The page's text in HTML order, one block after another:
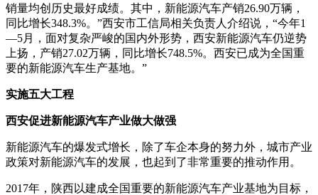
销量均创历史最好成绩。其中，新能源汽车产销26.90万辆，
同比增长348.3%。”西安市工信局相关负责人介绍说，“今年1
—5月，面对复杂严峻的国内外形势，西安新能源汽车仍逆势
上扬，产销27.02万辆，同比增长748.5%。西安已成为全国重
要的新能源汽车生产基地。”
实施五大工程
西安促进新能源汽车产业做大做强
新能源汽车的爆发式增长，除了车企本身的努力外，城市产业
政策对新能源汽车的发展，也起到了非常重要的推动作用。
2017年，陕西以建成全国重要的新能源汽车产业基地为目标，